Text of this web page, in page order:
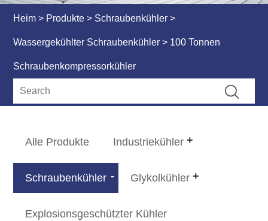
Heim > Produkte > Schraubenkühler >
Wassergekühlter Schraubenkühler > 100 Tonnen
Schraubenkompressorkühler
Alle Produkte Industriekühler
Schraubenkühler Glykolkühler
Explosionsgeschützter Kühler